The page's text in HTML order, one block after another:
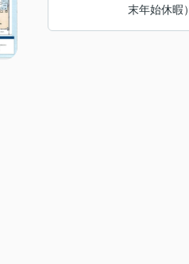
末年始休暇）